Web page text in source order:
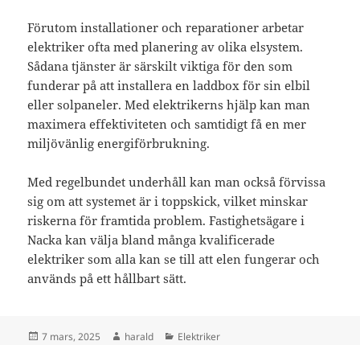
Förutom installationer och reparationer arbetar
elektriker ofta med planering av olika elsystem.
Sådana tjänster är särskilt viktiga för den som
funderar på att installera en laddbox för sin elbil
eller solpaneler. Med elektrikerns hjälp kan man
maximera effektiviteten och samtidigt få en mer
miljövänlig energiförbrukning.
Med regelbundet underhåll kan man också förvissa
sig om att systemet är i toppskick, vilket minskar
riskerna för framtida problem. Fastighetsägare i
Nacka kan välja bland många kvalificerade
elektriker som alla kan se till att elen fungerar och
används på ett hållbart sätt.
Postat
7 mars, 2025 Författare
harald Kategorier
Elektriker